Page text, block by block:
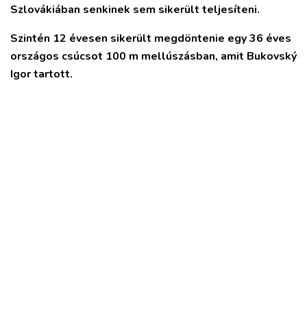
Szlovákiában senkinek sem sikerült teljesíteni.
Szintén 12 évesen sikerült megdöntenie egy 36 éves
országos csúcsot 100 m mellúszásban, amit Bukovský
Igor tartott.